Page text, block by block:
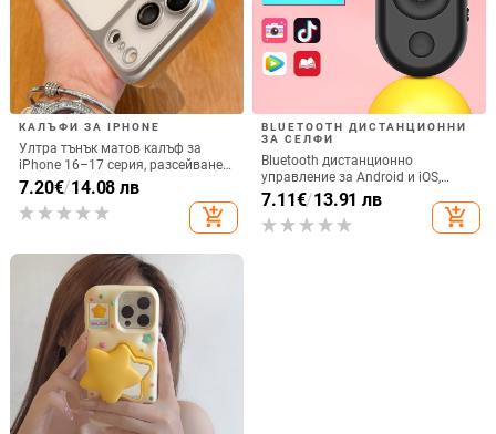
КАЛЪФИ ЗА IPHONE
Ултра тънък матов калъф за
iPhone 16–17 серия, разсейване
на топлината, пълно покритие,
удароустойчив и устойчив на
отпечатъци
7.20€/14.08 лв
add_shopping_cart
BLUETOOTH ДИСТАНЦИОННИ
ЗА СЕЛФИ
Bluetooth дистанционно
управление за Android и iOS,
универсално за снимки и
видеозаписи, модел 6-key tremolo,
Vernon, ABS материал, тегло 15 g
7.11€/13.91 лв
add_shopping_cart